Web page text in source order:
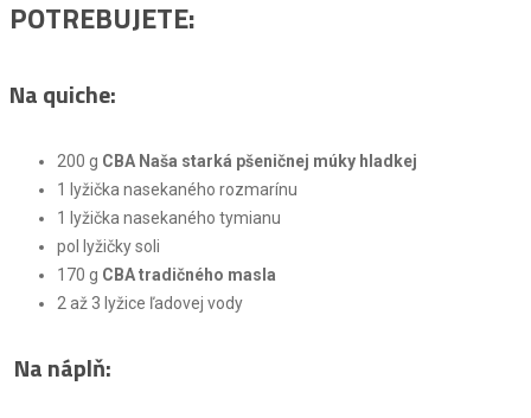
POTREBUJETE:
Na quiche:
200 g CBA Naša starká pšeničnej múky hladkej
1 lyžička nasekaného rozmarínu
1 lyžička nasekaného tymianu
pol lyžičky soli
170 g CBA tradičného masla
2 až 3 lyžice ľadovej vody
Na náplň: